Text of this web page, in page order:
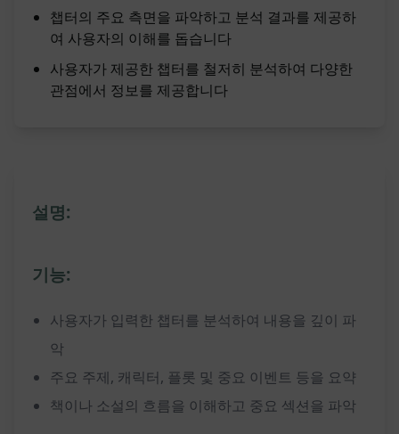
챕터의 주요 측면을 파악하고 분석 결과를 제공하
여 사용자의 이해를 돕습니다
사용자가 제공한 챕터를 철저히 분석하여 다양한
관점에서 정보를 제공합니다
설명:
기능:
사용자가 입력한 챕터를 분석하여 내용을 깊이 파
악
주요 주제, 캐릭터, 플롯 및 중요 이벤트 등을 요약
책이나 소설의 흐름을 이해하고 중요 섹션을 파악